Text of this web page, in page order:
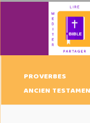
PROVERBES
ANCIEN